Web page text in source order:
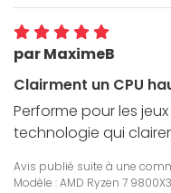
par MaximeB
Clairment un CPU
Performe pour les
technologie qui
Avis publié suite à une
Modèle : AMD Ryzen 7